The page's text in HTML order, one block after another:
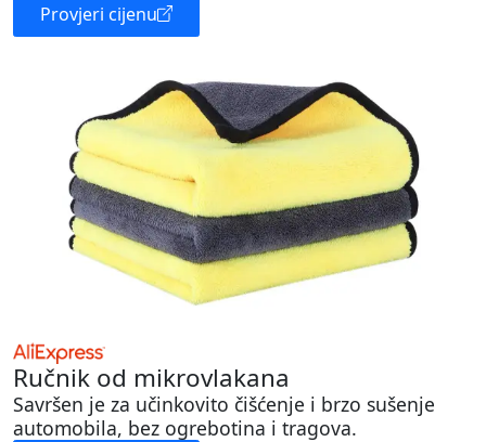
Provjeri cijenu
Ručnik od mikrovlakana
Savršen je za učinkovito čišćenje i brzo sušenje
automobila, bez ogrebotina i tragova.